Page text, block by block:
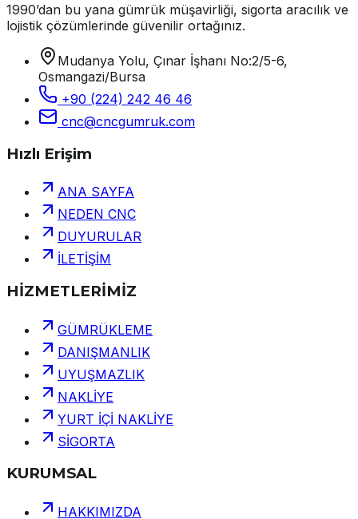
1990’dan bu yana gümrük müşavirliği, sigorta aracılık ve
lojistik çözümlerinde güvenilir ortağınız.
Mudanya Yolu, Çınar İşhanı No:2/5-6,
Osmangazi/Bursa
+90 (224) 242 46 46
cnc@cncgumruk.com
Hızlı Erişim
ANA SAYFA
NEDEN CNC
DUYURULAR
İLETİŞİM
HİZMETLERİMİZ
GÜMRÜKLEME
DANIŞMANLIK
UYUŞMAZLIK
NAKLİYE
YURT İÇİ NAKLİYE
SİGORTA
KURUMSAL
HAKKIMIZDA